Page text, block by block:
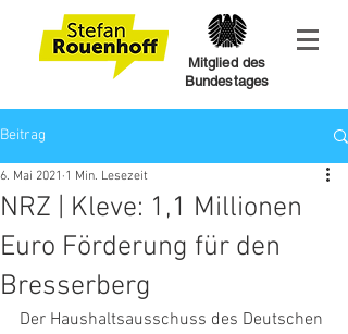
Mitglied des
Bundestages
Beitrag
NRZ | Kleve: 1,1 Millionen
Euro Förderung für den
Bresserberg
6. Mai 2021 1 Min. Lesezeit
Der Haushaltsausschuss des Deutschen